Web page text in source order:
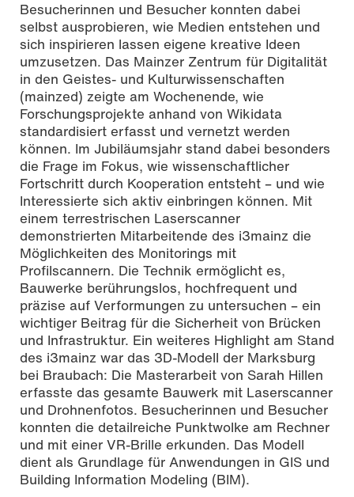
Besucherinnen und Besucher konnten dabei
selbst ausprobieren, wie Medien entstehen und
sich inspirieren lassen eigene kreative Ideen
umzusetzen. Das Mainzer Zentrum für Digitalität
in den Geistes- und Kulturwissenschaften
(mainzed) zeigte am Wochenende, wie
Forschungsprojekte anhand von Wikidata
standardisiert erfasst und vernetzt werden
können. Im Jubiläumsjahr stand dabei besonders
die Frage im Fokus, wie wissenschaftlicher
Fortschritt durch Kooperation entsteht – und wie
Interessierte sich aktiv einbringen können. Mit
einem terrestrischen Laserscanner
demonstrierten Mitarbeitende des i3mainz die
Möglichkeiten des Monitorings mit
Profilscannern. Die Technik ermöglicht es,
Bauwerke berührungslos, hochfrequent und
präzise auf Verformungen zu untersuchen – ein
wichtiger Beitrag für die Sicherheit von Brücken
und Infrastruktur. Ein weiteres Highlight am Stand
des i3mainz war das 3D-Modell der Marksburg
bei Braubach: Die Masterarbeit von Sarah Hillen
erfasste das gesamte Bauwerk mit Laserscanner
und Drohnenfotos. Besucherinnen und Besucher
konnten die detailreiche Punktwolke am Rechner
und mit einer VR-Brille erkunden. Das Modell
dient als Grundlage für Anwendungen in GIS und
Building Information Modeling (BIM).